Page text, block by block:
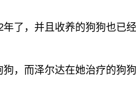
了，并且收养的狗狗也已经
，而泽尔达在她治疗的狗